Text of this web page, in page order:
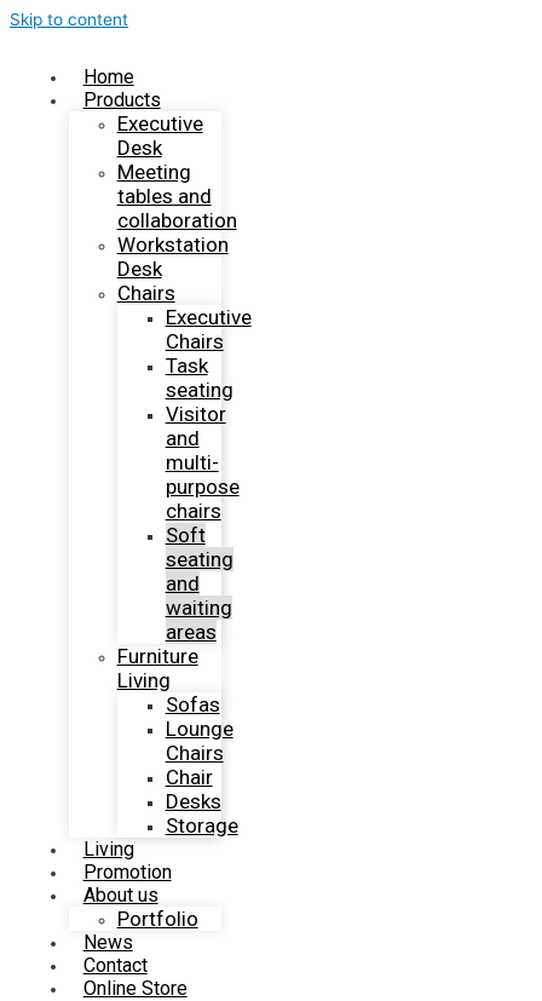
Skip to content
Home
Products
Executive
Desk
Meeting
tables and
collaboration
Workstation
Desk
Chairs
Executive
Chairs
Task
seating
Visitor
and
multi-
purpose
chairs
Soft
seating
and
waiting
areas
Furniture
Living
Sofas
Lounge
Chairs
Chair
Desks
Storage
Living
Promotion
About us
Portfolio
News
Contact
Online Store